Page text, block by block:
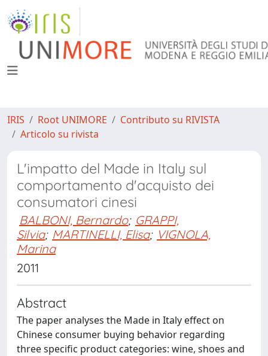
IRIS Root UNIMORE
Contributo su RIVISTA
Articolo su rivista
L'impatto del Made in Italy sul
comportamento d'acquisto dei
consumatori cinesi
BALBONI, Bernardo; GRAPPI,
Silvia; MARTINELLI, Elisa; VIGNOLA,
Marina
2011
Abstract
The paper analyses the Made in Italy effect on
Chinese consumer buying behavior regarding
three specific product categories: wine, shoes and